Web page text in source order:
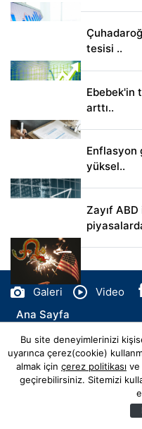
tesisi ..
Ebebek'in
arttı..
Enflasyon
yüksel..
Zayıf
Galeri
Video
Ana Sayfa
İletişim
© Copyright 2026
Bu site deneyimlerinizi
uyarınca çerez(cookie)
almak için çerez politikası ve
geçirebilirsiniz. Sitemizi